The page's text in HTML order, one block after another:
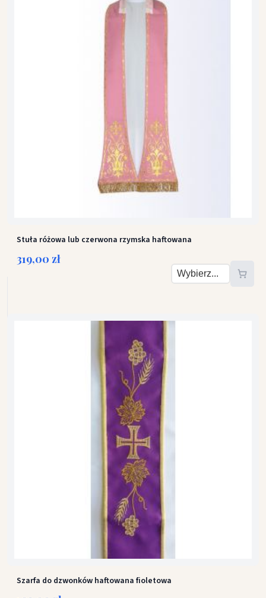
Stuła różowa lub czerwona rzymska haftowana
319,00 zł
Szarfa do dzwonków haftowana fioletowa